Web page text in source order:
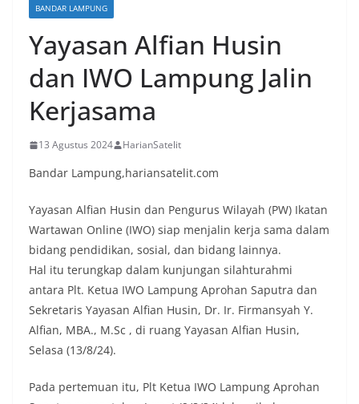
BANDAR LAMPUNG
Yayasan Alfian Husin
dan IWO Lampung Jalin
Kerjasama
13 Agustus 2024 HarianSatelit
Bandar Lampung,hariansatelit.com
Yayasan Alfian Husin dan Pengurus Wilayah (PW) Ikatan
Wartawan Online (IWO) siap menjalin kerja sama dalam
bidang pendidikan, sosial, dan bidang lainnya.
Hal itu terungkap dalam kunjungan silahturahmi
antara Plt. Ketua IWO Lampung Aprohan Saputra dan
Sekretaris Yayasan Alfian Husin, Dr. Ir. Firmansyah Y.
Alfian, MBA., M.Sc , di ruang Yayasan Alfian Husin,
Selasa (13/8/24).
Pada pertemuan itu, Plt Ketua IWO Lampung Aprohan